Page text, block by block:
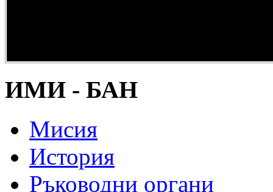
наследство” -
ИМИ - БАН
Мисия
История
Ръководни органи